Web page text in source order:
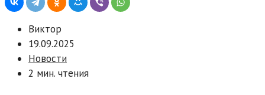
Виктор
19.09.2025
Новости
2 мин. чтения